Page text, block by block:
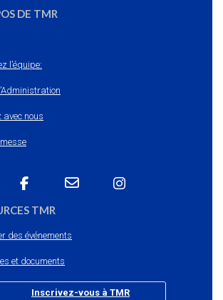
DE TMR
l’équipe:
avec nous
TMR
des événements
et documents
Inscrivez-vous à TMR